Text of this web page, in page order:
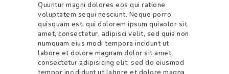
SERVICIOS
CONTACTO
ASÓCIATE
Quuntur magni dolores eos qui ratione
voluptatem sequi nesciunt. Neque porro
quisquam est, qui dolorem ipsum quiaolor sit
amet, consectetur, adipisci velit, sed quia non
numquam eius modi tempora incidunt ut
labore et dolore magnam dolor sit amet,
consectetur adipisicing elit, sed do eiusmod